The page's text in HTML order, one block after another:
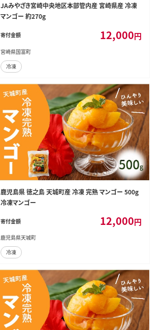
JAみやざき宮崎中央地区本部管内産 宮崎県産 冷凍
マンゴー 約270g
寄付金額 12,000円
宮崎県国富町
冷凍
鹿児島県 徳之島 天城町産 冷凍 完熟 マンゴー 500g
冷凍マンゴー
寄付金額 12,000円
鹿児島県天城町
冷凍